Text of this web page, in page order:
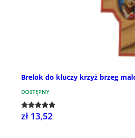
Brelok do kluczy krzyż brzeg
DOSTĘPNY
zł 13,52